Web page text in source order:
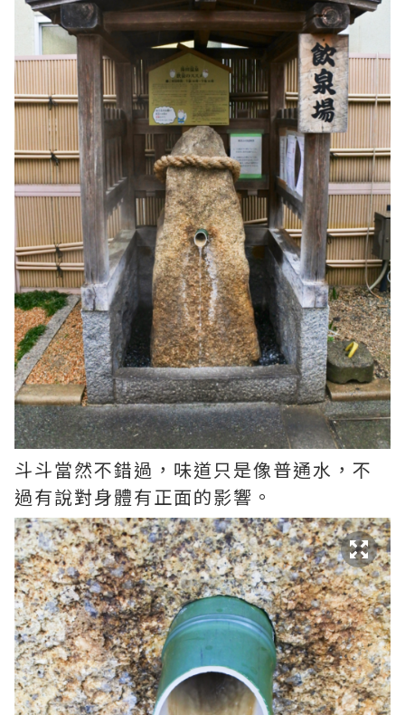
斗斗當然不錯過，味道只是像普通水，不
過有說對身體有正面的影響。